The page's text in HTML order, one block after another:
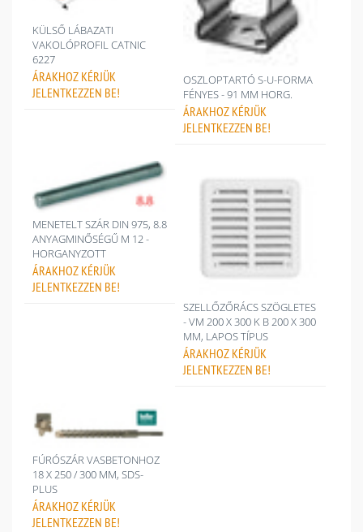
KÜLSŐ LÁBAZATI
VAKOLÓPROFIL CATNIC
6227
ÁRAKHOZ KÉRJÜK
JELENTKEZZEN BE!
OSZLOPTARTÓ S-U-FORMA
FÉNYES - 91 MM HORG.
ÁRAKHOZ KÉRJÜK
JELENTKEZZEN BE!
MENETELT SZÁR DIN 975, 8.8
ANYAGMINŐSÉGŰ M 12 -
HORGANYZOTT
ÁRAKHOZ KÉRJÜK
JELENTKEZZEN BE!
SZELLŐZŐRÁCS SZÖGLETES
- VM 200 X 300 K B 200 X 300
MM, LAPOS TÍPUS
ÁRAKHOZ KÉRJÜK
JELENTKEZZEN BE!
FÚRÓSZÁR VASBETONHOZ
18 X 250 / 300 MM, SDS-
PLUS
ÁRAKHOZ KÉRJÜK
JELENTKEZZEN BE!